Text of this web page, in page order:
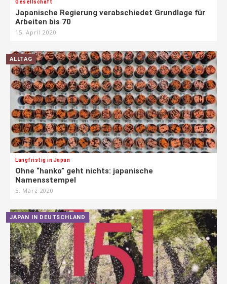
Gesellschaft
Japanische Regierung verabschiedet Grundlage für
Arbeiten bis 70
15. April 2020
ALLTAG
Langfristig in Japan
Ohne “hanko” geht nichts: japanische
Namensstempel
5. März 2020
JAPAN IN DEUTSCHLAND